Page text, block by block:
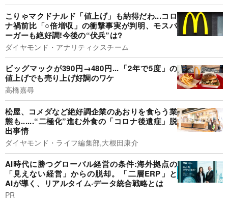
こりゃマクドナルド「値上げ」も納得だわ...コロ
ナ禍前比「○倍増収」の衝撃事実が判明、モスバ
ーガーも絶好調!今後の“伏兵”は?
ダイヤモンド・アナリティクスチーム
ビッグマックが390円→480円...「2年で5度」の
値上げでも売り上げ好調のワケ
高橋嘉尋
松屋、コメダなど絶好調企業のあおりを食らう業
態も......“二極化”進む外食の「コロナ後遺症」脱
出事情
ダイヤモンド・ライフ編集部,大根田康介
AI時代に勝つグローバル経営の条件:海外拠点の
「見えない経営」からの脱却。「二層ERP」と
AIが導く、リアルタイム·データ統合戦略とは
PR